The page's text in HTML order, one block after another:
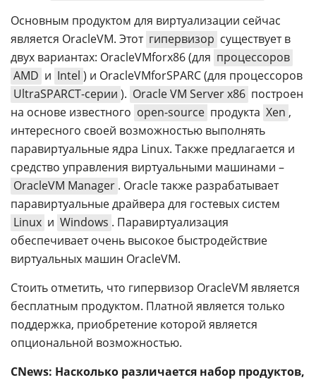
Основным продуктом для виртуализации сейчас
является OracleVM. Этот гипервизор существует в
двух вариантах: OracleVMforx86 (для процессоров
AMD и Intel ) и OracleVMforSPARC (для процессоров
UltraSPARCT-серии ). Oracle VM Server x86 построен
на основе известного open-source продукта Xen ,
интересного своей возможностью выполнять
паравиртуальные ядра Linux. Также предлагается и
средство управления виртуальными машинами –
OracleVM Manager . Oracle также разрабатывает
паравиртуальные драйвера для гостевых систем
Linux и Windows . Паравиртуализация
обеспечивает очень высокое быстродействие
виртуальных машин OracleVM.
Стоить отметить, что гипервизор OracleVM является
бесплатным продуктом. Платной является только
поддержка, приобретение которой является
опциональной возможностью.
CNews: Насколько различается набор продуктов,